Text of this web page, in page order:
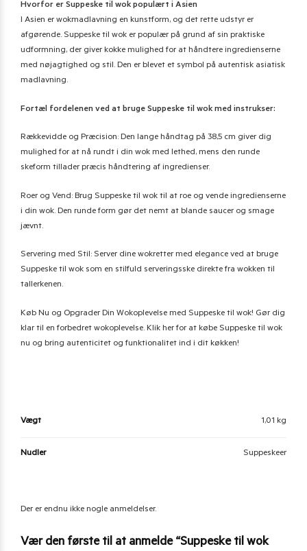
Hvorfor er Suppeske til wok populært i Asien
I Asien er wokmadlavning en kunstform, og det rette udstyr er
afgørende. Suppeske til wok er populær på grund af sin praktiske
udformning, der giver kokke mulighed for at håndtere ingredienserne
med nøjagtighed og stil. Den er blevet et symbol på autentisk asiatisk
madlavning.
Fortæl fordelenen ved at bruge Suppeske til wok med instrukser:
Rækkevidde og Præcision: Den lange håndtag på 38,5 cm giver dig
mulighed for at nå rundt i din wok med lethed, mens den runde
skeform tillader præcis håndtering af ingredienser.
Roer og Vend: Brug Suppeske til wok til at roe og vende ingredienserne
i din wok. Den runde form gør det nemt at blande saucer og smage
jævnt.
Servering med Stil: Server dine wokretter med elegance ved at bruge
Suppeske til wok som en stilfuld serveringsske direkte fra wokken til
tallerkenen.
Køb Nu og Opgrader Din Wokoplevelse med Suppeske til wok! Gør dig
klar til en forbedret wokoplevelse. Klik her for at købe Suppeske til wok
nu og bring autenticitet og funktionalitet ind i dit køkken!
Vægt 1,01 kg
Nudler Suppeskeer
Der er endnu ikke nogle anmeldelser.
Vær den første til at anmelde “Suppeske til wok